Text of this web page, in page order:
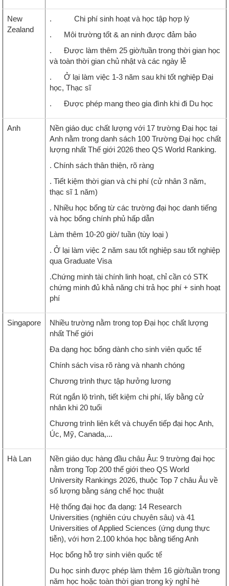
New
Zealand
. Chi phí sinh hoạt và học tập hợp lý
. Môi trường tốt & an ninh được đảm bảo
. Được làm thêm 25 giờ/tuần trong thời gian học
và toàn thời gian chủ nhật và các ngày lễ
. Ở lại làm việc 1-3 năm sau khi tốt nghiệp Đại
học, Thạc sĩ
. Được phép mang theo gia đình khi đi Du học
Anh
Nền giáo dục chất lượng với 17 trường Đại học tại
Anh nằm trong danh sách 100 Trường Đại học chất
lượng nhất Thế giới 2026 theo QS World Ranking.
. Chính sách thân thiện, rõ ràng
. Tiết kiệm thời gian và chi phí (cử nhân 3 năm,
thạc sĩ 1 năm)
. Nhiều học bổng từ các trường đại học danh tiếng
và học bổng chính phủ hấp dẫn
Làm thêm 10-20 giờ/ tuần (tùy loại )
. Ở lại làm việc 2 năm sau tốt nghiệp sau tốt nghiệp
qua Graduate Visa
.Chứng minh tài chính linh hoạt, chỉ cần có STK
chứng minh đủ khả năng chi trả học phí + sinh hoạt
phí
Singapore
Nhiều trường nằm trong top Đại học chất lượng
nhất Thế giới
Đa dạng học bổng dành cho sinh viên quốc tế
Chính sách visa rõ ràng và nhanh chóng
Chương trình thực tập hưởng lương
Rút ngắn lộ trình, tiết kiệm chi phí, lấy bằng cử
nhân khi 20 tuổi
Chương trình liên kết và chuyển tiếp đại học Anh,
Úc, Mỹ, Canada,...
Hà Lan
Nền giáo dục hàng đầu châu Âu: 9 trường đại học
nằm trong Top 200 thế giới theo QS World
University Rankings 2026, thuộc Top 7 châu Âu về
số lượng bằng sáng chế học thuật
Hệ thống đại học đa dạng: 14 Research
Universities (nghiên cứu chuyên sâu) và 41
Universities of Applied Sciences (ứng dụng thực
tiễn), với hơn 2.100 khóa học bằng tiếng Anh
Học bổng hỗ trợ sinh viên quốc tế
Du học sinh được phép làm thêm 16 giờ/tuần trong
năm học hoặc toàn thời gian trong kỳ nghỉ hè